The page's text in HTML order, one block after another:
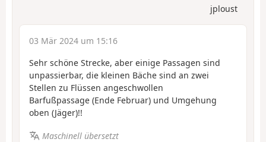
jploust
03 Mär 2024 um 15:16
Sehr schöne Strecke, aber einige Passagen sind
unpassierbar, die kleinen Bäche sind an zwei
Stellen zu Flüssen angeschwollen
Barfußpassage (Ende Februar) und Umgehung
oben (Jäger)!!
Maschinell übersetzt